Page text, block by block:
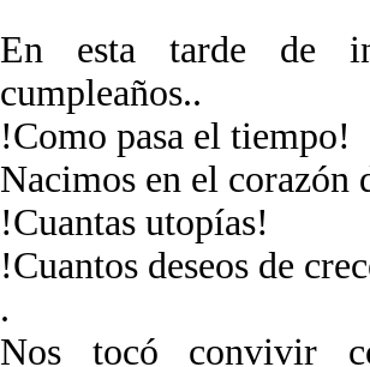
En esta tarde de
cumpleaños..
!Como pasa el tiempo!
Nacimos en el corazón
!Cuantas utopías!
!Cuantos deseos de
.
Nos tocó convivir